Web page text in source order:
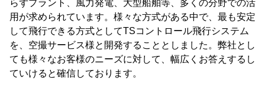
らずプラント、風力発電、大型船舶等、多くの分野での活
用が求められています。様々な方式がある中で、最も安定
して飛行できる方式としてTSコントロール飛行システム
を、空撮サービス様と開発することとしました。弊社とし
ても様々なお客様のニーズに対して、幅広くお答えするし
ていけると確信しております。